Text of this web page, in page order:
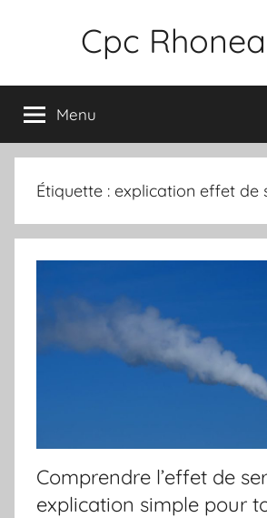
Cpc
Menu
Étiquette : explication effet de
Comprendre l’effet de
explication simple pour